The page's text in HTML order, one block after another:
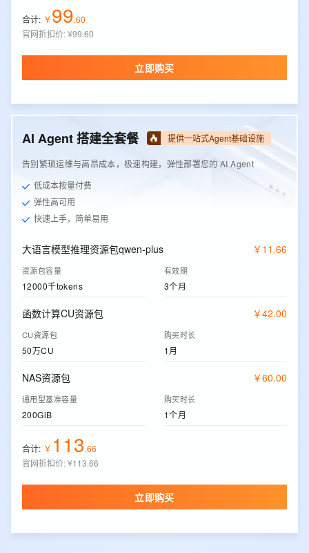
合计: ￥99.60
官网折扣价:¥99.60
立即购买
AI Agent 搭建全套餐 提供一站式Agent基础设施
告别繁琐运维与高昂成本，极速构建，弹性部署您的 AI Agent
低成本按量付费
弹性高可用
快速上手，简单易用
大语言模型推理资源包qwen-plus ￥ 11 .66
资源包容量
12000千tokens
有效期
3个月
函数计算CU资源包 ￥42.00
CU资源包
50万CU
购买时长
1月
NAS资源包 ￥60.00
通用型基准容量
200GiB
购买时长
1个月
合计: ￥ 113.66
官网折扣价:¥113.66
立即购买